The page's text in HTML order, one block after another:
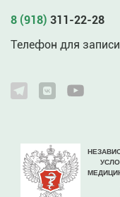
8 (918) 311-22-28
Телефон для записи